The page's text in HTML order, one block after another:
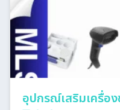
อุปกรณ์เสริมเครื่อ